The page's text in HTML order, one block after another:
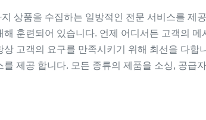
상품을 수집하는 일방적인 전문 서비스를 제
훈련되어 있습니다. 언제 어디서든 고객의
고객의 요구를 만족시키기 위해 최선을 다합
제공 합니다. 모든 종류의 제품을 소싱, 공급